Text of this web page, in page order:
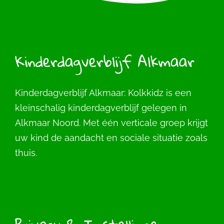
Kinderdagverblijf Alkmaar
Kinderdagverblijf Alkmaar: Kolkkidz is een
kleinschalig kinderdagverblijf gelegen in
Alkmaar Noord. Met één verticale groep krijgt
uw kind de aandacht en sociale situatie zoals
thuis.